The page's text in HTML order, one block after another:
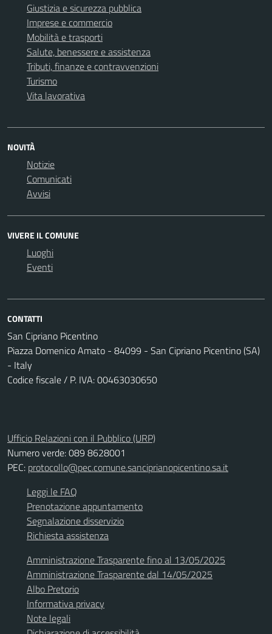
Giustizia e sicurezza pubblica
Imprese e commercio
Mobilità e trasporti
Salute, benessere e assistenza
Tributi, finanze e contravvenzioni
Turismo
Vita lavorativa
NOVITÀ
Notizie
Comunicati
Avvisi
VIVERE IL COMUNE
Luoghi
Eventi
CONTATTI
San Cipriano Picentino
Piazza Domenico Amato - 84099 - San Cipriano Picentino (SA)
- Italy
Codice fiscale / P. IVA: 00463030650
Ufficio Relazioni con il Pubblico (URP)
Numero verde: 089 8628001
PEC: protocollo@pec.comune.sanciprianopicentino.sa.it
Leggi le FAQ
Prenotazione appuntamento
Segnalazione disservizio
Richiesta assistenza
Amministrazione Trasparente fino al 13/05/2025
Amministrazione Trasparente dal 14/05/2025
Albo Pretorio
Informativa privacy
Note legali